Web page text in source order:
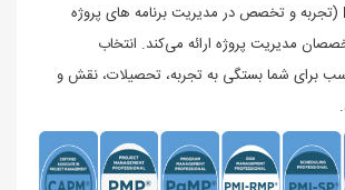
(تجربه و تخصص در مدیریت برنامه‌ های پروژه
مدیریت پروژه ارائه می‌کند. انتخاب
برای شمابستگی به تجربه، تحصیلات، نقش و